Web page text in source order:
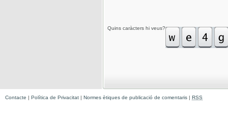
Quins caràcters hi veus?
Contacte | Política de Privacitat | Normes ètiques de publicació de comentaris | RSS